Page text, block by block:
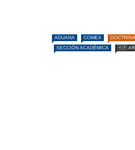
ADUANA COMEX DOCTRINA
SECCIÓN ACADÉMICA
🇦🇷